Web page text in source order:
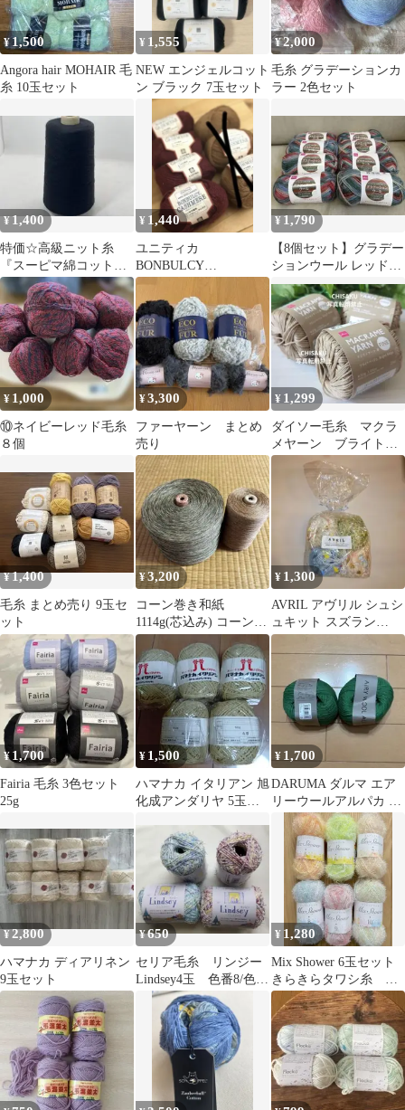
¥1,500
Angora hair MOHAIR 毛
糸 10玉セット
¥ 1,555
NEW エンジェルコット
ン ブラック 7玉セット
¥2,000
毛糸 グラデーションカ
ラー 2色セット
¥1,400
特価☆高級ニット糸
『スーピマ綿コットン
１００％糸撚糸』黒1個
300g☆
¥ 1,440
ユニティカ
BONBULCY
CASHMERE 7個セッ
ト バラ売り可能
¥1,790
【8個セット】グラデー
ションウール レッドミ
ックス 毛糸
¥ 1,000
⑩ネイビーレッド毛糸
８個
¥3,300
ファーヤーン まとめ
売り
¥ 1,299
ダイソー毛糸 マクラ
メヤーン ブライトベ
ージュ 3玉セット
¥1,400
毛糸 まとめ売り 9玉セ
ット
¥3,200
コーン巻き和紙
1114g(芯込み) コーン巻
きリネン 299g(芯込
み)
¥ 1,300
AVRIL アヴリル シュシ
ュキット スズラン
AY183 新品
¥ 1,700
Fairia 毛糸 3色セット
25g
¥ 1,500
ハマナカ イタリアン 旭
化成アンダリヤ 5玉セ
¥ 1,700
DARUMA ダルマ エア
リーウールアルパカ グ
リーン 2玉セット
¥2,800
ハマナカ ディアリネン
9玉セット
¥650
セリア毛糸 リンジー
Lindsey4玉 色番8/色番
9 各2玉 フリンジ調
の糸
¥ 1,280
Mix Shower 6玉セット
きらきらタワシ糸 た
わし用ヤーン キャン
ドゥ